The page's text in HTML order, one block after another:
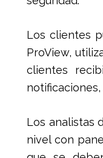
Los clientes
ProView,
clientes
Los analistas
nivel con